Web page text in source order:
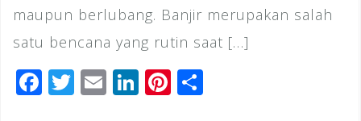
maupun berlubang. Banjir merupakan salah
satu bencana yang rutin saat […]
F T E Li Pi